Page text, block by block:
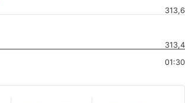
01:30
313,4
313,6